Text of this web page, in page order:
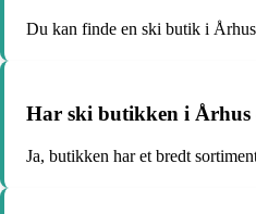
Du kan finde en ski butik i
Har ski butikken i Århus
Ja, butikken har et bredt